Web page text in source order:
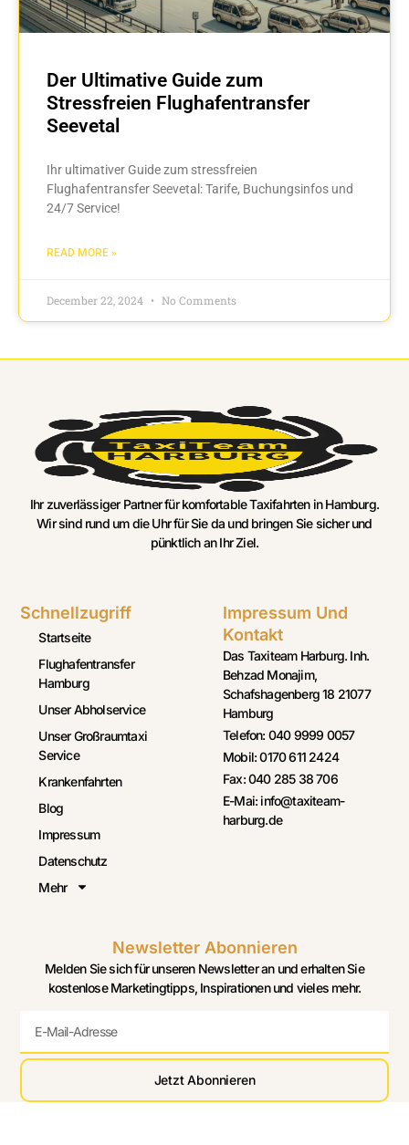
Der Ultimative Guide zum
Stressfreien Flughafentransfer
Seevetal
Ihr ultimativer Guide zum stressfreien
Flughafentransfer Seevetal: Tarife, Buchungsinfos und
24/7 Service!
READ MORE »
December 22, 2024 No Comments
Ihr zuverlässiger Partner für komfortable Taxifahrten in Hamburg.
Wir sind rund um die Uhr für Sie da und bringen Sie sicher und
pünktlich an Ihr Ziel.
Schnellzugriff
Startseite
Flughafentransfer
Hamburg
Unser Abholservice
Unser Großraumtaxi
Service
Krankenfahrten
Blog
Impressum
Datenschutz
Mehr
Impressum Und
Kontakt
Das Taxiteam Harburg. Inh.
Behzad Monajim,
Schafshagenberg 18 21077
Hamburg
Telefon: 040 9999 0057
Mobil: 0170 611 2424
Fax: 040 285 38 706
E-Mai: info@taxiteam-
harburg.de
Newsletter Abonnieren
Melden Sie sich für unseren Newsletter an und erhalten Sie
kostenlose Marketingtipps, Inspirationen und vieles mehr.
Jetzt Abonnieren